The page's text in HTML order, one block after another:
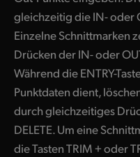
gleichzeitig die IN- oder
Einzelne Schnittmarken
Drücken der IN- oder
Während die ENTRY-
Punktdaten dient,
durch gleichzeitiges
DELETE. Um eine
die Tasten TRIM + oder